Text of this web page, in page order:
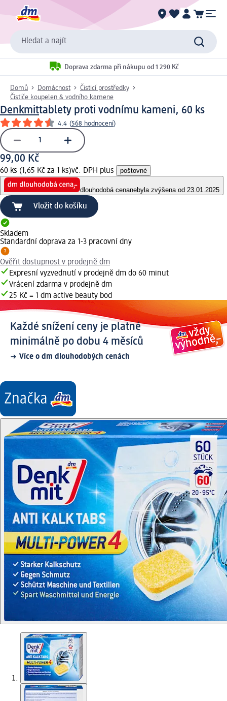
Hledat a najít
Doprava zdarma při nákupu od 1 290 Kč
Domů Domácnost
Čisticí prostředky
Čističe koupelen & vodního kamene
Denkmittablety proti vodnímu kameni, 60 ks
4.4 (568 hodnocení)
99,00 Kč
60 ks (1,65 Kč za 1 ks)vč. DPH plus poštovné
dlouhodobá cenanebyla zvýšena od 23.01.2025
Vložit do košíku
Skladem
Standardní doprava za 1-3 pracovní dny
Ověřit dostupnost v prodejně dm
Expresní vyzvednutí v prodejně dm do 60 minut
Vrácení zdarma v prodejně dm
25 Kč = 1 dm active beauty bod
Každé snížení ceny je platné
minimálně po dobu 4 měsíců
Více o dm dlouhodobých cenách